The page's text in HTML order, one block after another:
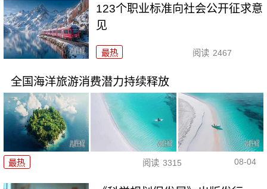
123个职业标准向社会公开征求意
见
最热 阅读 2467
全国海洋旅游消费潜力持续释放
最热 阅读 3315 08-04